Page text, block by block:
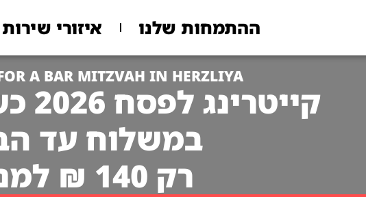
ההתמחות שלנו איזורי שירות
A BAR MITZVAH IN HERZLIYA
קייטרינג לפסח 2026 כשר למהדרין
במשלוח עד
רק 140 ₪ למנה!